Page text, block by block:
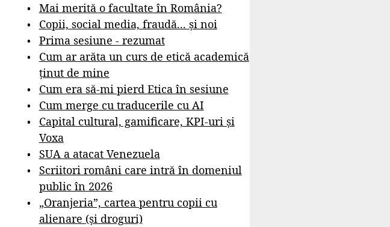
Mai merită o facultate în România?
Copii, social media, fraudă... și noi
Prima sesiune - rezumat
Cum ar arăta un curs de etică academică
ținut de mine
Cum era să-mi pierd Etica în sesiune
Cum merge cu traducerile cu AI
Capital cultural, gamificare, KPI-uri și
Voxa
SUA a atacat Venezuela
Scriitori români care intră în domeniul
public în 2026
„Oranjeria”, cartea pentru copii cu
alienare (și droguri)